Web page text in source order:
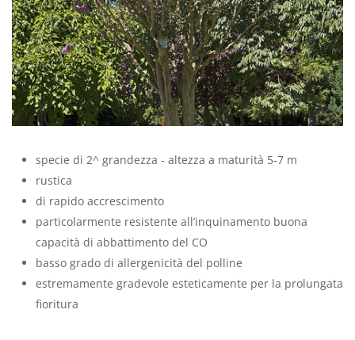
specie di 2^ grandezza - altezza a maturità 5-7 m
rustica
di rapido accrescimento
particolarmente resistente all’inquinamento buona
capacità di abbattimento del CO
basso grado di allergenicità del polline
estremamente gradevole esteticamente per la prolungata
fioritura